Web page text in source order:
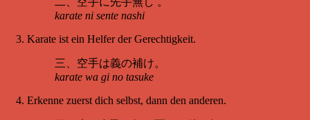
karate ni sente nashi
Karate ist ein Helfer der Gerechtigkeit.
三、空手は義の補け。
karate wa gi no tasuke
Erkenne zuerst dich selbst, dann den anderen.